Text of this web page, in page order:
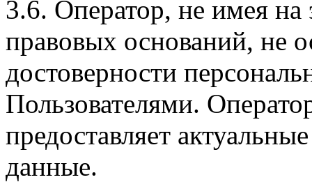
3.6. Оператор, не имея
правовых оснований, не
достоверности
Пользователями.
предоставляет
данные.